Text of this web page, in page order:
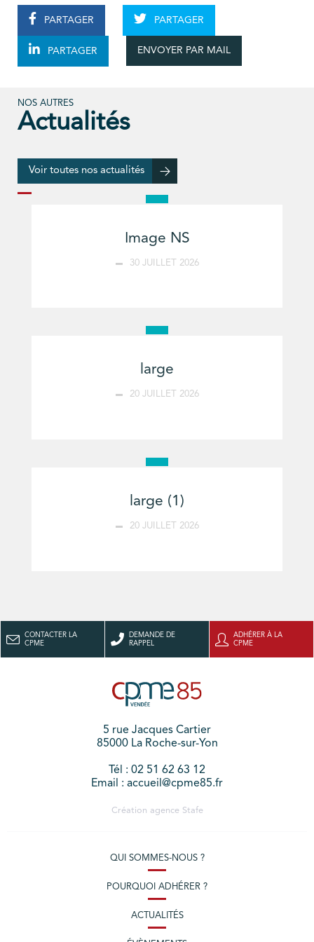
PARTAGER PARTAGER
PARTAGER ENVOYER PAR MAIL
NOS AUTRES
Actualités
Voir toutes nos actualités
Image NS
30 JUILLET 2026
large
20 JUILLET 2026
large (1)
20 JUILLET 2026
CONTACTER LA
CPME
DEMANDE DE
RAPPEL
ADHÉRER À LA
CPME
5 rue Jacques Cartier
85000 La Roche-sur-Yon
Tél : 02 51 62 63 12
Email : accueil@cpme85.fr
Création agence Stafe
QUI SOMMES-NOUS ?
POURQUOI ADHÉRER ?
ACTUALITÉS